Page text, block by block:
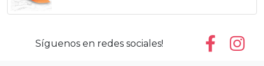
Síguenos en redes sociales!